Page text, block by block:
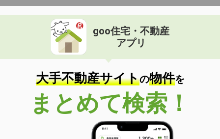
長崎県西彼杵郡長与町高田郷
価 格
住 所
長崎県西彼杵郡長与町高田郷
専有面積 19.87m²
間取り
1K
長崎県西彼杵郡時津町西時津郷
価 格
5.60万円
長崎県西彼杵郡時津町西時津郷
48.6m²
goo住宅・不動産
アプリ
大手不動産サイトの物件を
まとめて検索！